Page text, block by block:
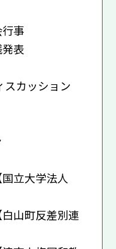
カッション
立大学法人
反差別連